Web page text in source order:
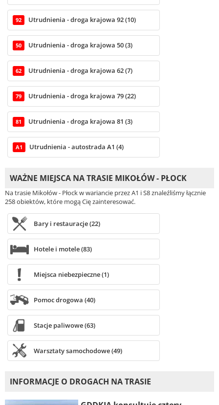
92 Utrudnienia - droga krajowa 92 (10)
50 Utrudnienia - droga krajowa 50 (3)
62 Utrudnienia - droga krajowa 62 (7)
79 Utrudnienia - droga krajowa 79 (22)
81 Utrudnienia - droga krajowa 81 (3)
A1 Utrudnienia - autostrada A1 (4)
WAŻNE MIEJSCA NA TRASIE MIKOŁÓW - PŁOCK
Na trasie Mikołów - Płock w wariancie przez A1 i S8 znaleźliśmy łącznie
258 obiektów, które mogą Cię zainteresować.
Bary i restauracje (22)
Hotele i motele (83)
Miejsca niebezpieczne (1)
Pomoc drogowa (40)
Stacje paliwowe (63)
Warsztaty samochodowe (49)
INFORMACJE O DROGACH NA TRASIE